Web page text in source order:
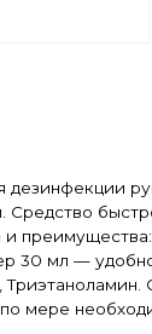
30 мл —
мере